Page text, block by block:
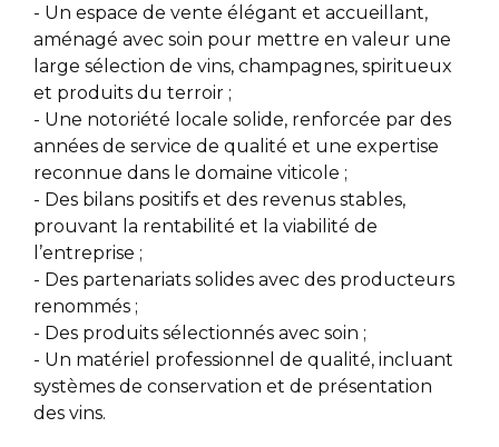
- Un espace de vente élégant et accueillant,
aménagé avec soin pour mettre en valeur une
large sélection de vins, champagnes, spiritueux
et produits du terroir ;
- Une notoriété locale solide, renforcée par des
années de service de qualité et une expertise
reconnue dans le domaine viticole ;
- Des bilans positifs et des revenus stables,
prouvant la rentabilité et la viabilité de
l’entreprise ;
- Des partenariats solides avec des producteurs
renommés ;
- Des produits sélectionnés avec soin ;
- Un matériel professionnel de qualité, incluant
systèmes de conservation et de présentation
des vins.